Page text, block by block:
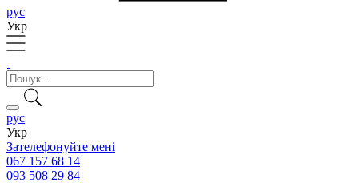
рус
Укр
рус
Укр
Зателефонуйте мені
067 157 68 14
093 508 29 84